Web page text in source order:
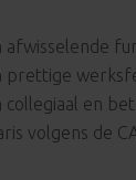
afwisselende
prettige
collegiaal en
volgens de